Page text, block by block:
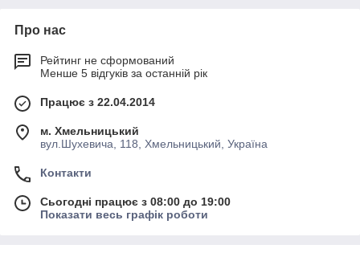
Про нас
Рейтинг не сформований
Менше 5 відгуків за останній рік
Працює з 22.04.2014
м. Хмельницький
вул.Шухевича, 118, Хмельницький, Україна
Контакти
Сьогодні працює з 08:00 до 19:00
Показати весь графік роботи